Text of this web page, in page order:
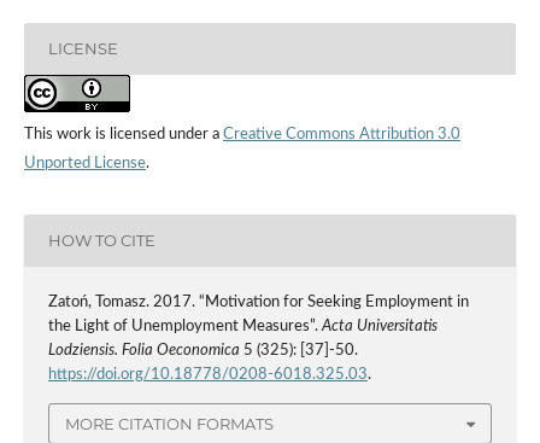
LICENSE
This work is licensed under a Creative Commons Attribution 3.0
Unported License.
HOW TO CITE
Zatoń, Tomasz. 2017. “Motivation for Seeking Employment in
the Light of Unemployment Measures”.Acta Universitatis
Lodziensis. Folia Oeconomica 5 (325): [37]-50.
https://doi.org/10.18778/0208-6018.325.03.
MORE CITATION FORMATS